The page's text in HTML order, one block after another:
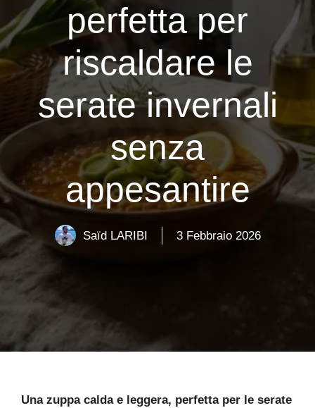
perfetta per
riscaldare le
serate invernali
senza
appesantire
Saïd LARIBI 3 Febbraio 2026
Una zuppa calda e leggera, perfetta per le serate